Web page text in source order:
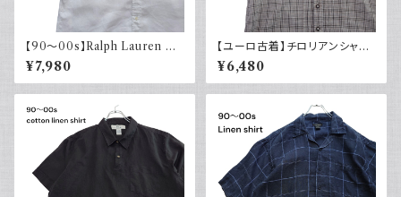
【90～00s】Ralph Lauren ラ
ルフローレン リネンシャツ 半袖
白 ホワイト ポニー刺繍 CLAS
SICFIT 古着 ボタンダウン
¥7,980
【ユーロ古着】チロリアンシャツ
半袖 古着 チェック レトロ 刺繍
入り ヨーロッパ古着 ボックスシ
ルエット
¥6,480